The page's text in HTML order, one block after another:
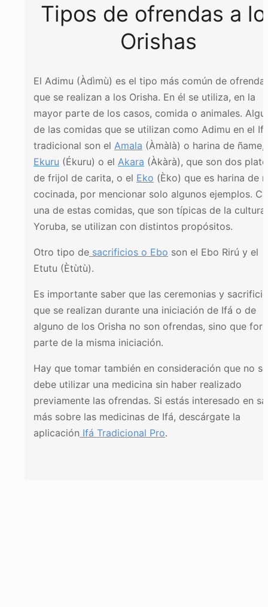
Tipos de ofrendas a
Orishas
El Adimu (Àdìmù) es el tipo más común de ofrenda
que se realizan a los Orisha. En él se utiliza, en la
mayor parte de los casos, comida o animales.
de las comidas que se utilizan como Adimu en el
tradicional son el Amala (Àmàlà) o harina de ñame,
Ekuru (Ékuru) o el Akara (Àkàrà), que son dos
de frijol de carita, o el Eko (Èko) que es harina de
cocinada, por mencionar solo algunos ejemplos.
una de estas comidas, que son típicas de la cultura
Yoruba, se utilizan con distintos propósitos.
Otro tipo de sacrificios o Ebo son el Ebo Rirú y el
Etutu (Ètùtù).
Es importante saber que las ceremonias y
que se realizan durante una iniciación de Ifá o de
alguno de los Orisha no son ofrendas, sino que
parte de la misma iniciación.
Hay que tomar también en consideración que no se
debe utilizar una medicina sin haber realizado
previamente las ofrendas. Si estás interesado en
más sobre las medicinas de Ifá, descárgate la
aplicación Ifá Tradicional Pro.